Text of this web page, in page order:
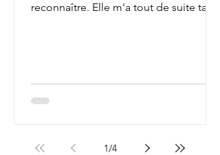
reconnaître. Elle m'a tout de suite tapé
1/4